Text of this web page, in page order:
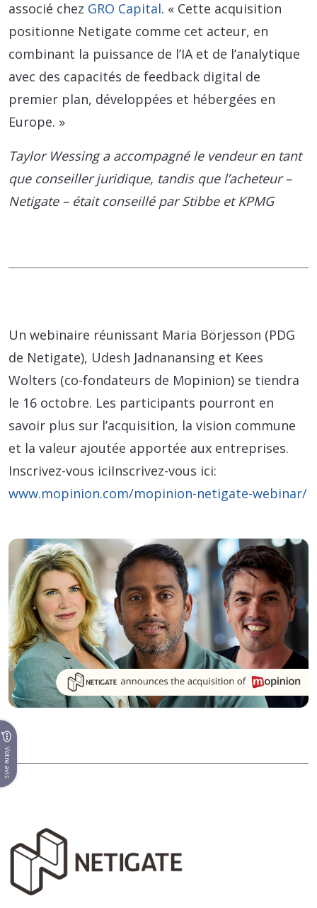
associé chez GRO Capital. « Cette acquisition
positionne Netigate comme cet acteur, en
combinant la puissance de l’IA et de l’analytique
avec des capacités de feedback digital de
premier plan, développées et hébergées en
Europe. »
Taylor Wessing a accompagné le vendeur en tant
que conseiller juridique, tandis que l’acheteur –
Netigate – était conseillé par Stibbe et KPMG
Un webinaire réunissant Maria Börjesson (PDG
de Netigate), Udesh Jadnanansing et Kees
Wolters (co-fondateurs de Mopinion) se tiendra
le 16 octobre. Les participants pourront en
savoir plus sur l’acquisition, la vision commune
et la valeur ajoutée apportée aux entreprises.
Inscrivez-vous iciInscrivez-vous ici:
www.mopinion.com/mopinion-netigate-webinar/
Votre avis